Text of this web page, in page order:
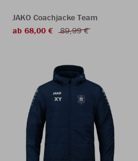
JAKO Coachjacke Team
ab 68,00 €
89,99 €